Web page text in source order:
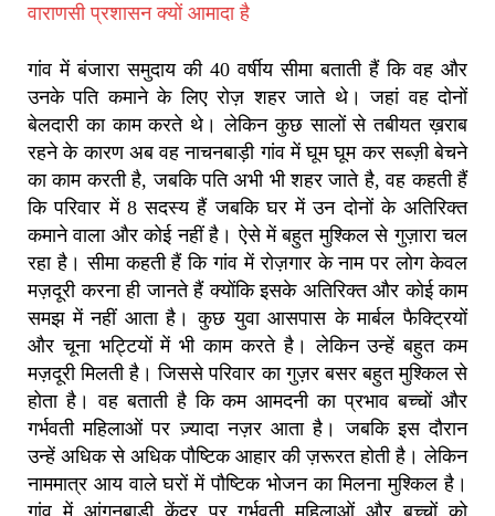
वाराणसी प्रशासन क्यों आमादा है
गांव में बंजारा समुदाय की 40 वर्षीय सीमा बताती हैं कि वह और
उनके पति कमाने के लिए रोज़ शहर जाते थे। जहां वह दोनों
बेलदारी का काम करते थे। लेकिन कुछ सालों से तबीयत ख़राब
रहने के कारण अब वह नाचनबाड़ी गांव में घूम घूम कर सब्ज़ी बेचने
का काम करती है, जबकि पति अभी भी शहर जाते है, वह कहती हैं
कि परिवार में 8 सदस्य हैं जबकि घर में उन दोनों के अतिरिक्त
कमाने वाला और कोई नहीं है। ऐसे में बहुत मुश्किल से गुज़ारा चल
रहा है। सीमा कहती हैं कि गांव में रोज़गार के नाम पर लोग केवल
मज़दूरी करना ही जानते हैं क्योंकि इसके अतिरिक्त और कोई काम
समझ में नहीं आता है। कुछ युवा आसपास के मार्बल फैक्ट्रियों
और चूना भट्टियों में भी काम करते है। लेकिन उन्हें बहुत कम
मज़दूरी मिलती है। जिससे परिवार का गुज़र बसर बहुत मुश्किल से
होता है। वह बताती है कि कम आमदनी का प्रभाव बच्चों और
गर्भवती महिलाओं पर ज़्यादा नज़र आता है। जबकि इस दौरान
उन्हें अधिक से अधिक पौष्टिक आहार की ज़रूरत होती है। लेकिन
नाममात्र आय वाले घरों में पौष्टिक भोजन का मिलना मुश्किल है।
गांव में आंगनबाड़ी केंद्र पर गर्भवती महिलाओं और बच्चों को